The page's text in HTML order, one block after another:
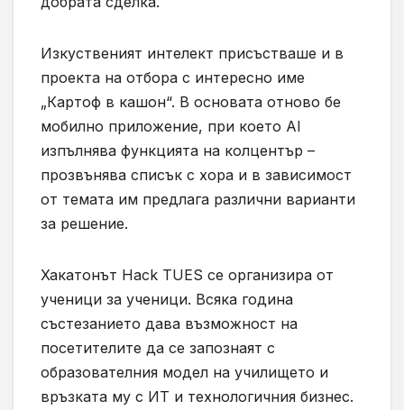
Изкуственият интелект присъстваше и в
проекта на отбора с интересно име
„Картоф в кашон“. В основата отново бе
мобилно приложение, при което AI
изпълнява функцията на колцентър –
прозвънява списък с хора и в зависимост
от темата им предлага различни варианти
за решение.
Хакатонът Hack TUES се организира от
ученици за ученици. Всяка година
състезанието дава възможност на
посетителите да се запознаят с
образователния модел на училището и
връзката му с ИТ и технологичния бизнес.